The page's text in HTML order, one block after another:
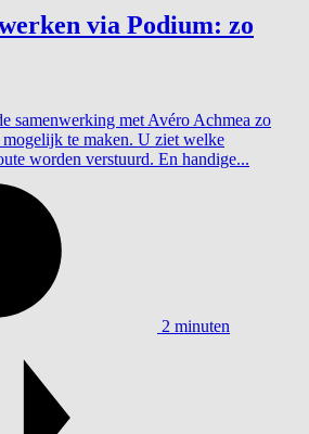
via Podium: zo
samenwerking met Avéro Achmea zo
te maken. U ziet welke
worden verstuurd. En handige...
2 minuten